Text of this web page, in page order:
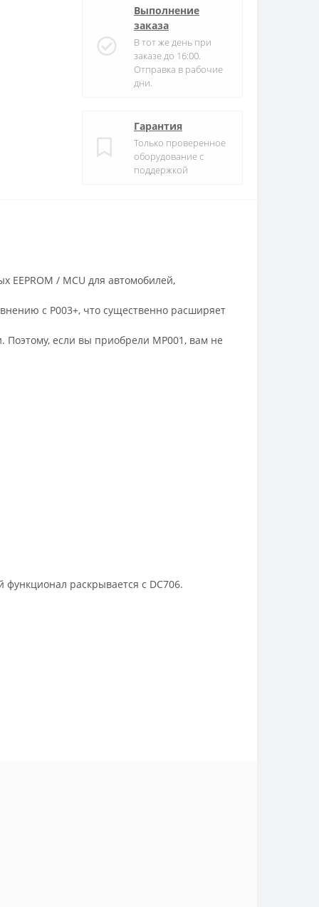
Выполнение
заказа
В тот же день при
заказе до 16:00.
Отправка в рабочие
дни.
Гарантия
Только проверенное
оборудование с
поддержкой
EEPROM / MCU для автомобилей,
с P003+, что существенно расширяет
Поэтому, если вы приобрели MP001, вам не
раскрывается с DC706.